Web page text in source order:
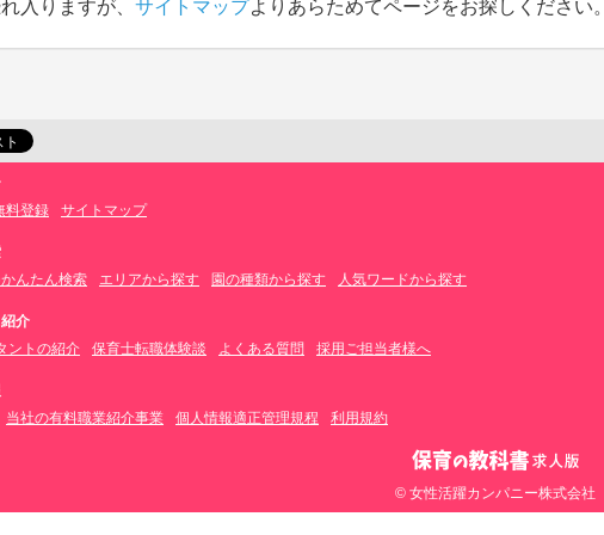
入りますが、 サイトマップよりあらためてページをお探しください。
料登録 サイトマップ
んたん検索
エリアから探す 園の種類から探す 人気ワードから探す
介
ントの紹介
保育士転職体験談 よくある質問 採用ご担当者様へ
当社の有料職業紹介事業 個人情報適正管理規程 利用規約
© 女性活躍カンパニー株式会社